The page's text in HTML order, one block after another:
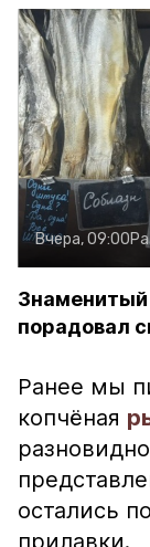
Вчера, 09:00
порадовал
Ранее мы
копчёная
остались
прилавки.